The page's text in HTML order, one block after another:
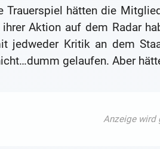
Trauerspiel hätten die
Aktion auf dem Radar
jedweder Kritik an dem
gelaufen. Aber